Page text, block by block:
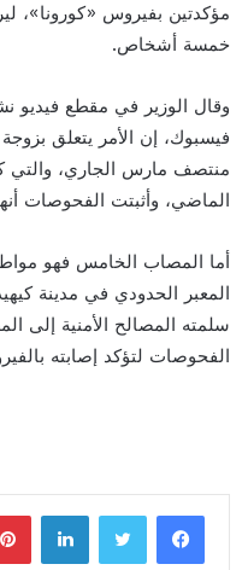
مؤكدتين بفيروس «كورونا»،
خمسة أشخاص.
وقال الوزير في مقطع فيديو
فيسبوك، إن الأمر يتعلق
منتصف مارس الجاري،
الماضي، وأثبتت الفحوصات
أما المصاب الخامس فهو
المعبر الحدودي في مدينة
سلمته المصالح الأمنية إلى
الفحوصات لتؤكد إصابته